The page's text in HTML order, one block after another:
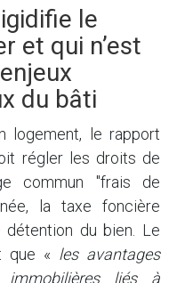
le
et qui n’est
du bâti
logement, le rapport
régler les droits de
commun "frais de
la taxe foncière
du bien. Le
que « les avantages
immobilières liés à